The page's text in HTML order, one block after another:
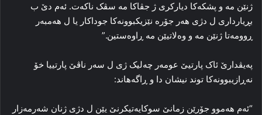
ژنێن مە و پشکەکا دیارکری ژ جڤاکا مە سڤک ناکەت. ئەم دێ ب
بڕیارداری ل دژی هەر جۆرە نێزیکبوونەکا جوداکار یا ل هەمبەر
ڕوومەتا ژنێن مە و وەلاتیێن مە ڕاوەستین.”
پەیڤدارێ ئاک پارتیێ عومەر چەلیک ژی ل سەر ناڤێ پارتییا خۆ
نەڕازیبوونەکا توند نیشان دا و ڕاگەهاند:
“ئەم هەموو جۆرێن زمانێ سوکایەتیکرنێ یێن ل دژی ژنان شەرمەزار